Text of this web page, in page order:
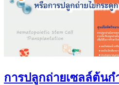
การปลูกถ่ายเซลล์ต้นก